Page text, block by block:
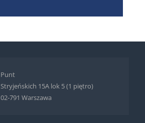
Punt
Stryjeńskich 15A lok 5 (1 piętro)
02-791 Warszawa